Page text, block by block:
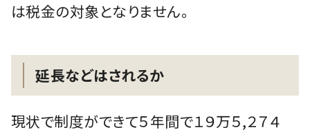
は税⾦の対象となりません。
延長などはされるか
現状で制度ができて５年間で１９万５,２７４